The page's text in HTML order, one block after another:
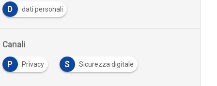
D dati personali
Canali
P Privacy S Sicurezza digitale